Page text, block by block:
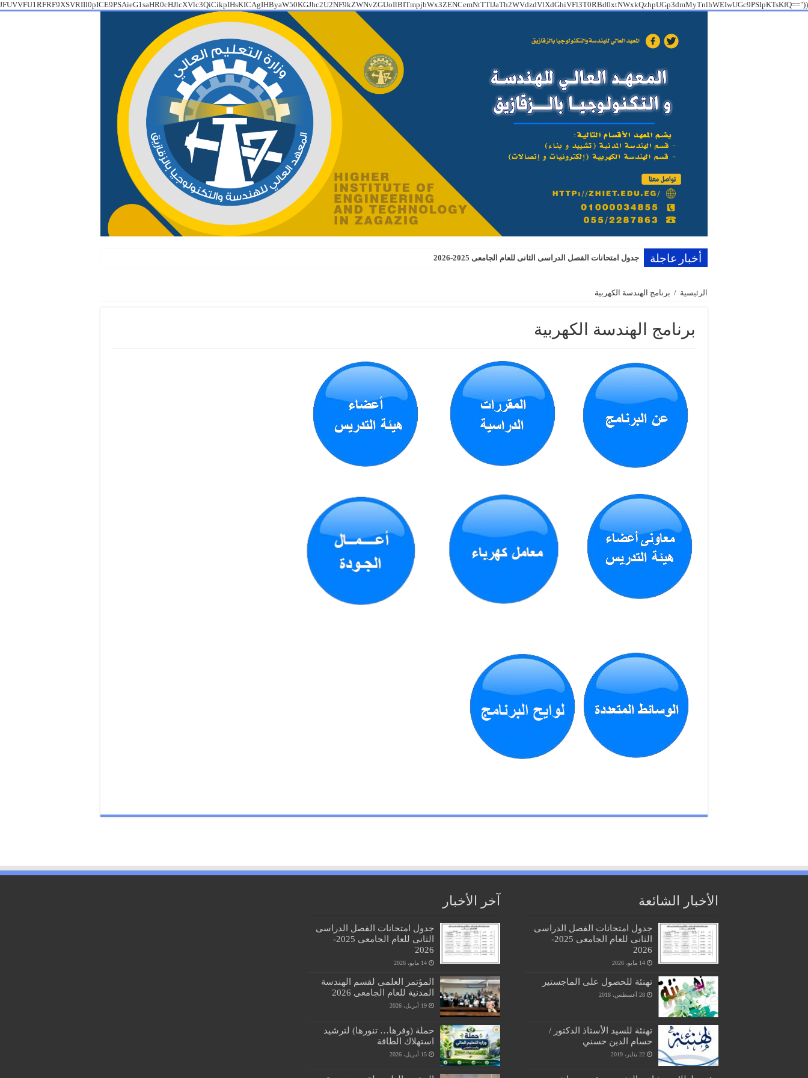
أخبار عاجلة جدول امتحانات الفصل الدراسى الثانى للعام الجامعى 2025-2026
الرئيسية / برنامج الهندسة الكهربية
برنامج الهندسة الكهربية
الأخبار الشائعة
جدول امتحانات الفصل الدراسى
الثانى للعام الجامعى 2025-
2026
14 مايو، 2026
تهنئة للحصول على الماجستير
28 أغسطس، 2018
تهنئة للسيد الأستاذ الدكتور /
حسام الدين حسني
22 يناير، 2019
آخر الأخبار
جدول امتحانات الفصل الدراسى
الثانى للعام الجامعى 2025-
2026
14 مايو، 2026
المؤتمر العلمى لقسم الهندسة
المدنية للعام الجامعى 2026
19 أبريل، 2026
حملة (وفرها… تنورها) لترشيد
استهلاك الطاقة
15 أبريل، 2026